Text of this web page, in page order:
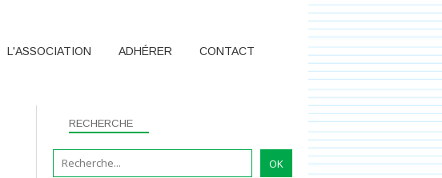
L'ASSOCIATION ADHÉRER CONTACT
RECHERCHE